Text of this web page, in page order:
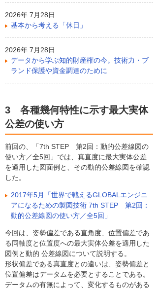
2026年 7月28日
基本から考える「休日」
2026年 7月28日
データから学ぶ知的財産権の今。技術力・ブ
ランド保護や資金調達のために
3 各種幾何特性に示す最大実体
公差の使い方
前回の、「7th STEP 第2回：動的公差線図の
使い方／全5回」では、真直度に最大実体公差
を適用した図面例と、その動的公差線図を確認
した。
2017年5月「世界で戦えるGLOBALエンジニ
アになるための製図技術 7th STEP 第2回：
動的公差線図の使い方／全5回」
今回は、姿勢偏差である直角度、位置偏差であ
る同軸度と位置度への最大実体公差を適用した
図例と動的 公差線図について説明する。
形状偏差である真直度との違いは、姿勢偏差と
位置偏差はデータムを必要とすることである。
データムの有無によって、変化するものがある